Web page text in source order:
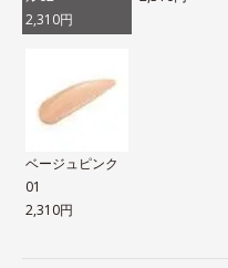
2,310円
ベージュピンク
01
2,310円